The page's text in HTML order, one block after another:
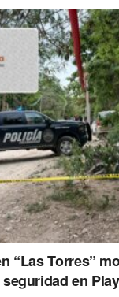
nombre de José
en la localidad de
se espera que
dar a conocer la
detenido
“Las Torres”
en